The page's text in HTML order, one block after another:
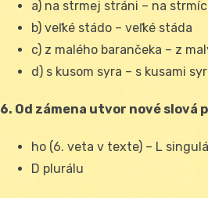
a) na strmej stráni – na
b) veľké stádo – veľké stáda
c) z malého barančeka – z
d) s kusom syra – s kusami
6. Od zámena utvor nové slová
ho (6. veta v texte) – L
D plurálu